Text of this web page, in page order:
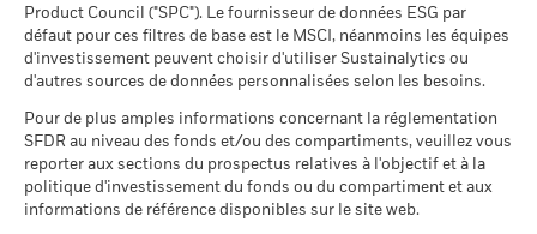
au 17/juil./2026
Fonds dans le groupe de
pairs
au 17/juil./2026
5 521
% de couverture MSCI
Weighted Average Carbon
Intensity
au 17/juil./2026
97,33
L'exposition de BlackRock aux secteurs d'activité, telle qu'elle
est indiquée ci-dessus, pour le charbon thermique et les
sables bitumineux, est calculée et déclarée pour les
entreprises qui tirent plus de 5 % de leurs revenus du
charbon thermique ou des sables bitumineux, tel que défini
par MSCI ESG Research. L’exposition aux entreprises qui
génèrent des revenus à partir du charbon thermique ou des
sables bitumineux (à un seuil de revenus de 0 %), telle que
définie par MSCI ESG Research, se répartit comme suit :
Product Council ("SPC"). Le fournisseur de données ESG par
défaut pour ces filtres de base est le MSCI, néanmoins les équipes
d'investissement peuvent choisir d'utiliser Sustainalytics ou
d'autres sources de données personnalisées selon les besoins.
Pour de plus amples informations concernant la réglementation
SFDR au niveau des fonds et/ou des compartiments, veuillez vous
reporter aux sections du prospectus relatives à l'objectif et à la
politique d'investissement du fonds ou du compartiment et aux
informations de référence disponibles sur le site web.